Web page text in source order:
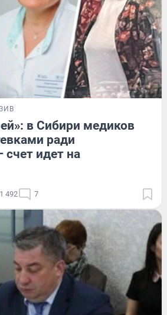
в Сибири медиков
ради
счет идет на
1 492 7